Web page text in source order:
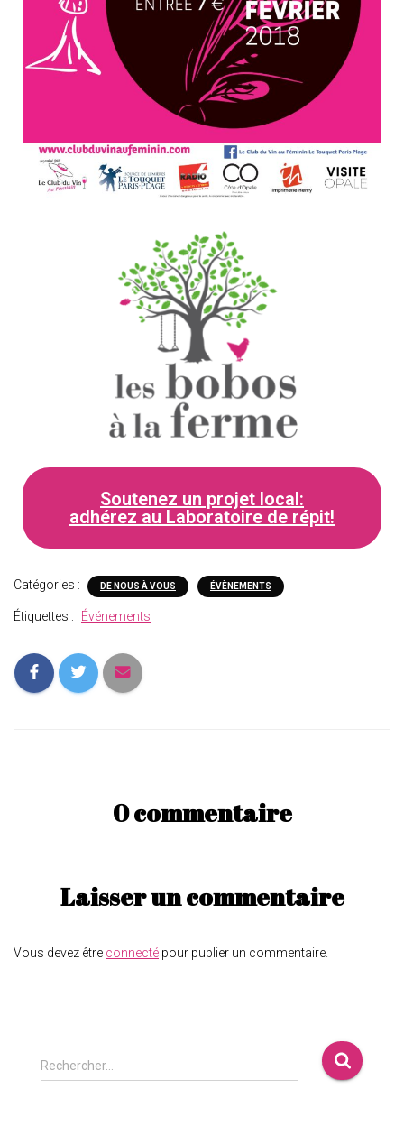
Soutenez un projet local:
adhérez au Laboratoire de répit!
Catégories : DE NOUS À VOUS ÉVÈNEMENTS
Étiquettes : Événements
0 commentaire
Laisser un commentaire
Vous devez être connecté pour publier un commentaire.
Rechercher…